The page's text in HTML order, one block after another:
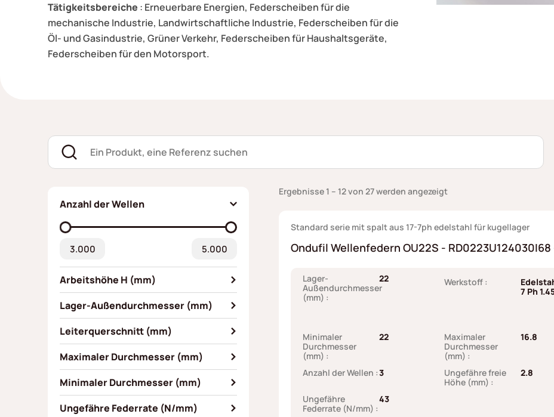
Tätigkeitsbereiche : Erneuerbare Energien, Federscheiben für die
mechanische Industrie, Landwirtschaftliche Industrie, Federscheiben für die
Öl- und Gasindustrie, Grüner Verkehr, Federscheiben für Haushaltsgeräte,
Federscheiben für den Motorsport.
Anzahl der Wellen
Arbeitshöhe H (mm)
1.5
2.8
3.2
1.45
2.35
Lager-Außendurchmesser (mm)
Leiterquerschnitt (mm)
4.0 x 0.60
5.5 x 0.70
6.0 x 0.80
2.4 x 0.30
Maximaler Durchmesser (mm)
Minimaler Durchmesser (mm)
Ungefähre Federrate (N/mm)
Ergebnisse 1 – 12 von 27 werden angezeigt
Standard serie mit spalt aus 17-7ph edelstahl für kugellager
Ondufil Wellenfedern OU22S -
Lager-
Außendurchmesser
(mm) :
22 Werkstoff :
7 Ph
Minimaler
Durchmesser
(mm) :
22
Maximaler
Durchmesser
(mm) :
16.8
Anzahl der Wellen :3
Ungefähre freie
Höhe (mm) :
2.8
Ungefähre
Federrate (N/mm) :
43